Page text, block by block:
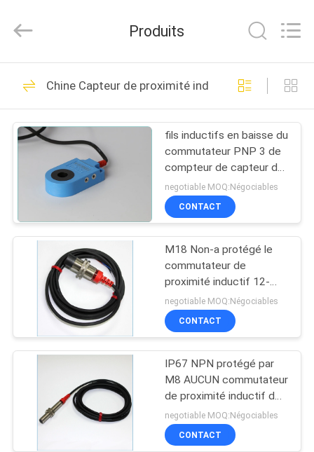
MAISON
PRODUITS
SUJET
NOUS
VISITE
D'USINE
CONTRÔLE
QUALITÉ
(Hunan)
Co.,Ltd.
Reserved.
Capteurs
d'automation
industrielle
20
Sonde optique de
fibre
26
Capteur de
proximité inductif
35
Produits
Chine Capteur de proximité inductif
fils inductifs en baisse du
commutateur PNP 3 de
compteur de capteur de
détection en métal de
6mm
negotiable MOQ:Négociables
CONTACT
M18 Non-a protégé le
commutateur de
proximité inductif 12-
24VDC 8mm sentant
negotiable MOQ:Négociables
CONTACT
IP67 NPN protégé par
M8 AUCUN commutateur
de proximité inductif de
fils du capteur de
proximité 3
negotiable MOQ:Négociables
CONTACT